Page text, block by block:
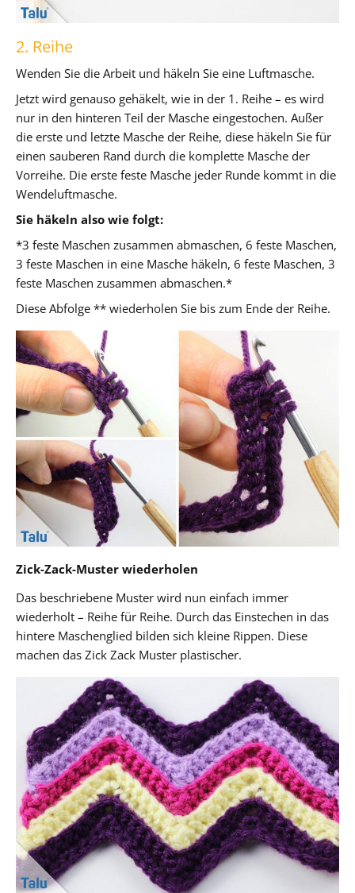
2. Reihe
Wenden Sie die Arbeit und häkeln Sie eine Luftmasche.
Jetzt wird genauso gehäkelt, wie in der 1. Reihe – es wird
nur in den hinteren Teil der Masche eingestochen. Außer
die erste und letzte Masche der Reihe, diese häkeln Sie für
einen sauberen Rand durch die komplette Masche der
Vorreihe. Die erste feste Masche jeder Runde kommt in die
Wendeluftmasche.
Sie häkeln also wie folgt:
*3 feste Maschen zusammen abmaschen, 6 feste Maschen,
3 feste Maschen in eine Masche häkeln, 6 feste Maschen, 3
feste Maschen zusammen abmaschen.*
Diese Abfolge ** wiederholen Sie bis zum Ende der Reihe.
Zick-Zack-Muster wiederholen
Das beschriebene Muster wird nun einfach immer
wiederholt – Reihe für Reihe. Durch das Einstechen in das
hintere Maschenglied bilden sich kleine Rippen. Diese
machen das Zick Zack Muster plastischer.